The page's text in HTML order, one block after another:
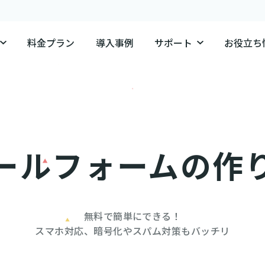
料金プラン 導入事例 サポート お役立
ルフォームの作
無料で簡単にできる！
スマホ対応、暗号化やスパム対策もバッチリ